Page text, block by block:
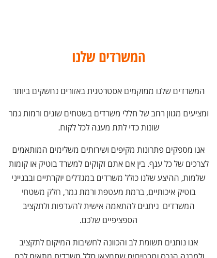
המשרדים שלנו
המשרדים שלנו ממוקמים אסטרטגית באזורים נחשקים ביותר
ומציעים מגוון רחב של חללי משרדים בשטחים שונים ורמות גמר
שונות כדי לתת מענה לכל לקוח.
אנו מספקים פתרונות מקיפים ושירותים משלימים המותאמים
לצרכים של כל ענף. בין אם אתם זקוקים למשרד בוטיק או קומות
שלמות, ההיצע שלנו כולל משרדים במגדלים יוקרתיים ובבנייני
בוטיק איכותיים, ברמת מעטפת ורמת גמר, חלק משטחי
המשרדים ניתנים להתאמה אישית להעדפות ולתקציב
הספציפיים שלכם.
אנו נותנים תשומת לב והכוונה לחשיבות המיקום לתקציב